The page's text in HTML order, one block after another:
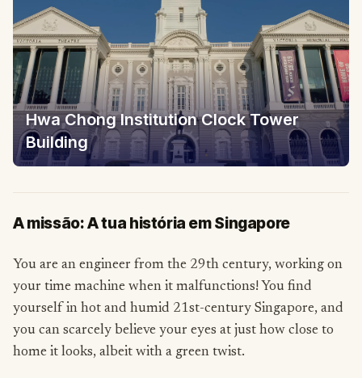
Hwa Chong Institution Clock Tower
Building
A missão: A tua história em Singapore
You are an engineer from the 29th century, working on
your time machine when it malfunctions! You find
yourself in hot and humid 21st-century Singapore, and
you can scarcely believe your eyes at just how close to
home it looks, albeit with a green twist.